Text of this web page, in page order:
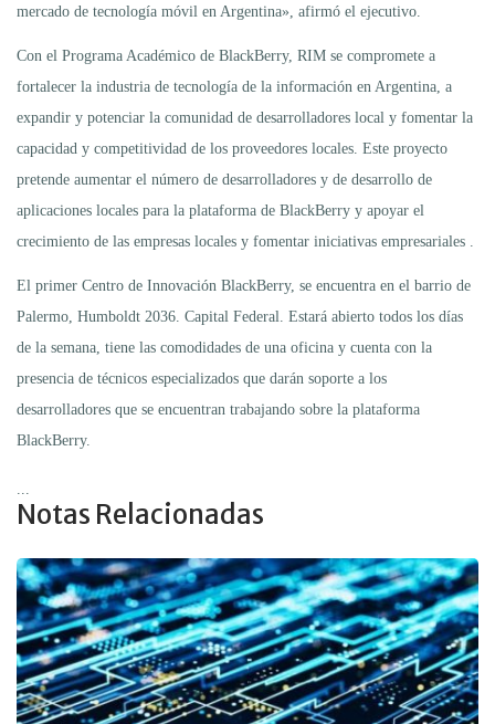
mercado de tecnología móvil en Argentina», afirmó el ejecutivo.
Con el Programa Académico de BlackBerry, RIM se compromete a
fortalecer la industria de tecnología de la información en Argentina, a
expandir y potenciar la comunidad de desarrolladores local y fomentar la
capacidad y competitividad de los proveedores locales. Este proyecto
pretende aumentar el número de desarrolladores y de desarrollo de
aplicaciones locales para la plataforma de BlackBerry y apoyar el
crecimiento de las empresas locales y fomentar iniciativas empresariales .
El primer Centro de Innovación BlackBerry, se encuentra en el barrio de
Palermo, Humboldt 2036. Capital Federal. Estará abierto todos los días
de la semana, tiene las comodidades de una oficina y cuenta con la
presencia de técnicos especializados que darán soporte a los
desarrolladores que se encuentran trabajando sobre la plataforma
BlackBerry.
Notas Relacionadas